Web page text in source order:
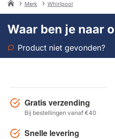
zoek?
Merk Whirlpool
Waar ben je naar
Product niet gevonden?
Gratis verzending
Bij bestellingen vanaf €40
Snelle levering